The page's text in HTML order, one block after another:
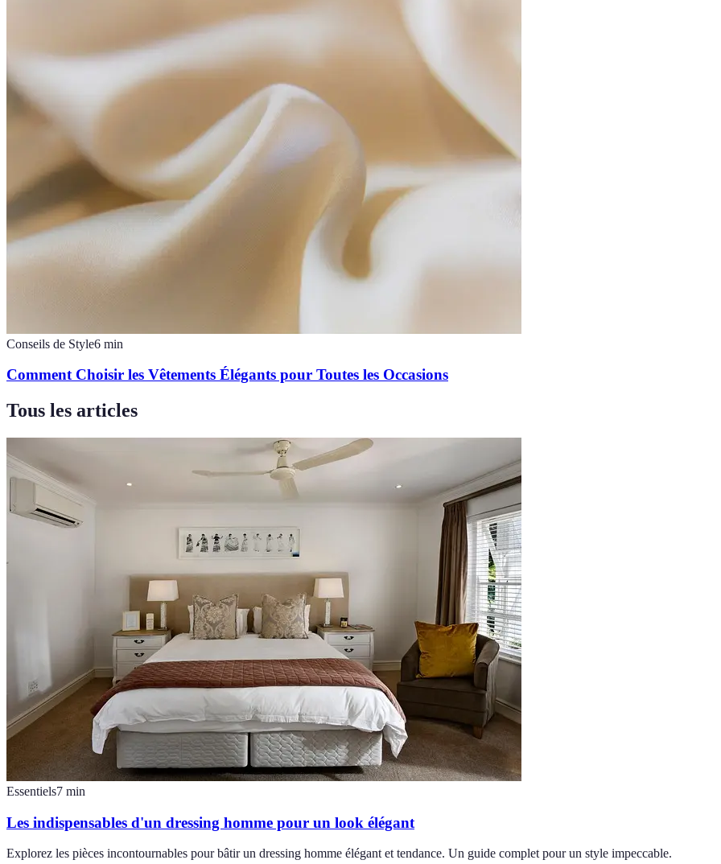
Conseils de Style6 min
Comment Choisir les Vêtements Élégants pour Toutes les Occasions
Tous les articles
Essentiels7 min
Les indispensables d'un dressing homme pour un look élégant
Explorez les pièces incontournables pour bâtir un dressing homme élégant et tendance. Un guide complet pour un style impeccable.